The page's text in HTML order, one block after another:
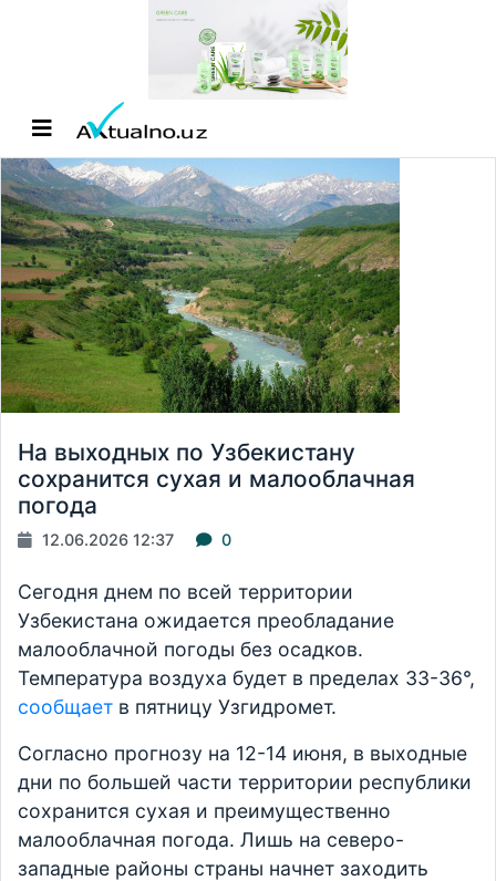
На выходных по Узбекистану
сохранится сухая и малооблачная
погода
12.06.2026 12:37 0
Сегодня днем по всей территории
Узбекистана ожидается преобладание
малооблачной погоды без осадков.
Температура воздуха будет в пределах 33-36°,
сообщает в пятницу Узгидромет.
Согласно прогнозу на 12-14 июня, в выходные
дни по большей части территории республики
сохранится сухая и преимущественно
малооблачная погода. Лишь на северо-
западные районы страны начнет заходить